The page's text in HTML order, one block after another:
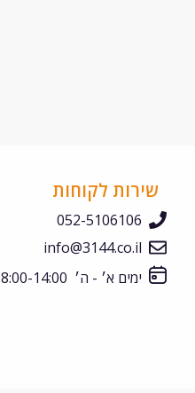
שירות לקוחות
052-5106106
info@3144.co.il
ימים א׳ - ה׳ 8:00-14:00